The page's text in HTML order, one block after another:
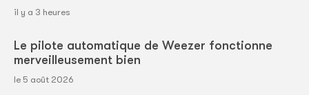
il y a 3 heures
Le pilote automatique de Weezer fonctionne
merveilleusement bien
le 5 août 2026